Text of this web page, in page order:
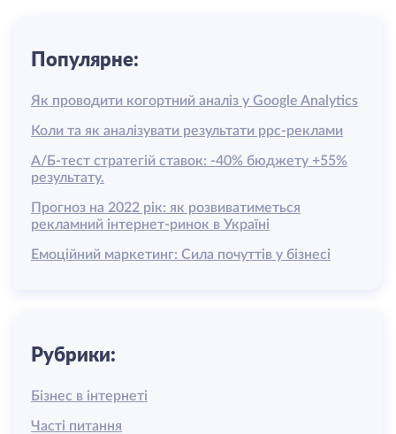
Популярне:
Як проводити когортний аналіз у Google Analytics
Коли та як аналізувати результати ррс-реклами
А/Б-тест стратегій ставок: -40% бюджету +55%
результату.
Прогноз на 2022 рік: як розвиватиметься
рекламний інтернет-ринок в Україні
Емоційний маркетинг: Сила почуттів у бізнесі
Рубрики:
Бізнес в інтернеті
Часті питання